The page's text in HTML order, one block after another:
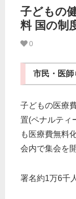
子どもの
料 国の制
0
市民・医
子どもの医療
置(ペナルティ
も医療費無料
会内で集会を
署名約1万6千